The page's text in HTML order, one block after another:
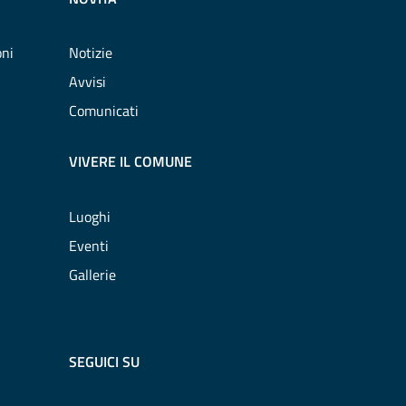
Notizie
Avvisi
Comunicati
VIVERE IL COMUNE
Luoghi
Eventi
Gallerie
SEGUICI SU